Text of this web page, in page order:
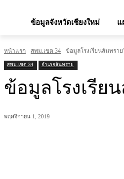
ข้อมูลจังหวัดเชียงใหม่ แ
หน้าแรก สพม.เขต 34 ข้อมูลโรงเรียนสันทรา
สพม.เขต 34 อำเภอสันทราย
ข้อมูลโรงเรีย
พฤศจิกายน 1, 2019